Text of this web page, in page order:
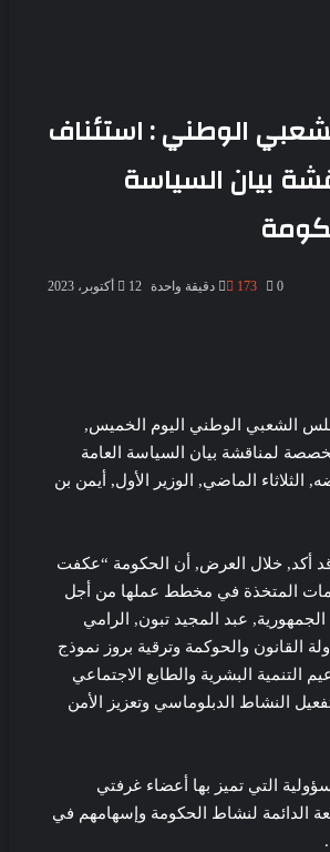
الوطني : استئناف
بيان السياسة
12 أكتوبر، 2023 173 دقيقة واحدة
الشعبي الوطني اليوم الخميس,
لمناقشة بيان السياسة العامة
الماضي, الوزير الأول, أيمن بن
أكد, خلال العرض, أن الحكومة “عكفت
المتخذة في مخطط عملها من أجل
عبد المجيد تبون, الرامي
القانون والحوكمة وترقية بروز نموذج
البشرية والطابع الاجتماعي
النشاط الدبلوماسي وتعزيز الأمن
التي تميز بها أعضاء غرفتي
الدائمة لنشاط الحكومة وإسهامهم في